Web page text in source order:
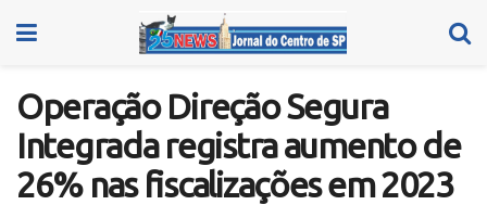
Operação Direção Segura
Integrada registra aumento de
26% nas fiscalizações em 2023